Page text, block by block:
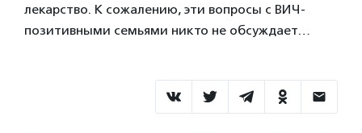
лекарство. К сожалению, эти вопросы с ВИЧ-
позитивными семьями никто не обсуждает…